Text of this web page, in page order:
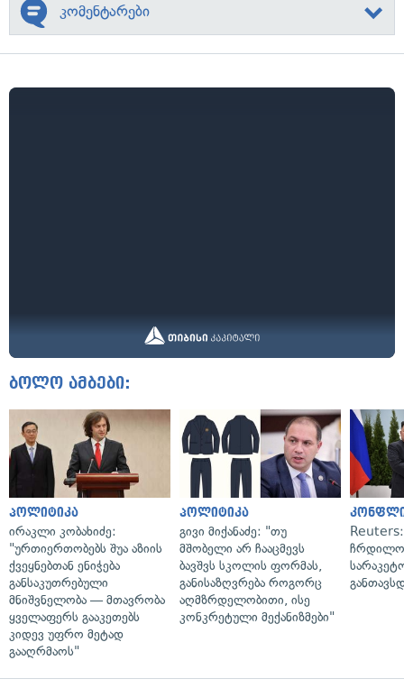
კომენტარები
ბოლო ამბები:
პოლიტიკა
ირაკლი კობახიძე:
"ურთიერთობებს შუა აზიის
ქვეყნებთან ენიჭება
განსაკუთრებული
მნიშვნელობა — მთავრობა
ყველაფერს გააკეთებს
კიდევ უფრო მეტად
გააღრმაოს"
პოლიტიკა
გივი მიქანაძე: "თუ
მშობელი არ ჩააცმევს
ბავშვს სკოლის ფორმას,
განისაზღვრება როგორც
აღმზრდელობითი, ისე
კონკრეტული მექანიზმები"